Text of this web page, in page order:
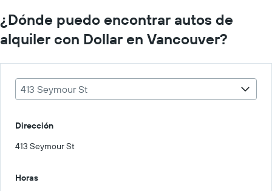
¿Dónde puedo encontrar autos de
alquiler con Dollar en Vancouver?
413 Seymour St
Dirección
413 Seymour St
Horas